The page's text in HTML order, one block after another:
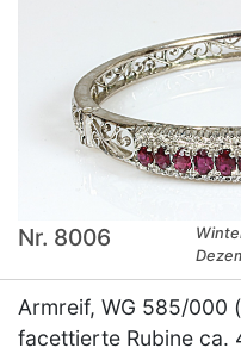
Nr. 8006
Armreif, WG 585/000
facettierte Rubine ca.